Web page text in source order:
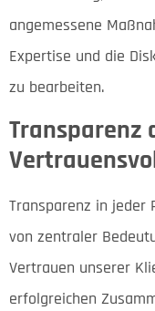
angemessene
Expertise und die
zu bearbeiten.
Transparenz
Transparenz in jeder
von zentraler
Vertrauen unserer
erfolgreichen